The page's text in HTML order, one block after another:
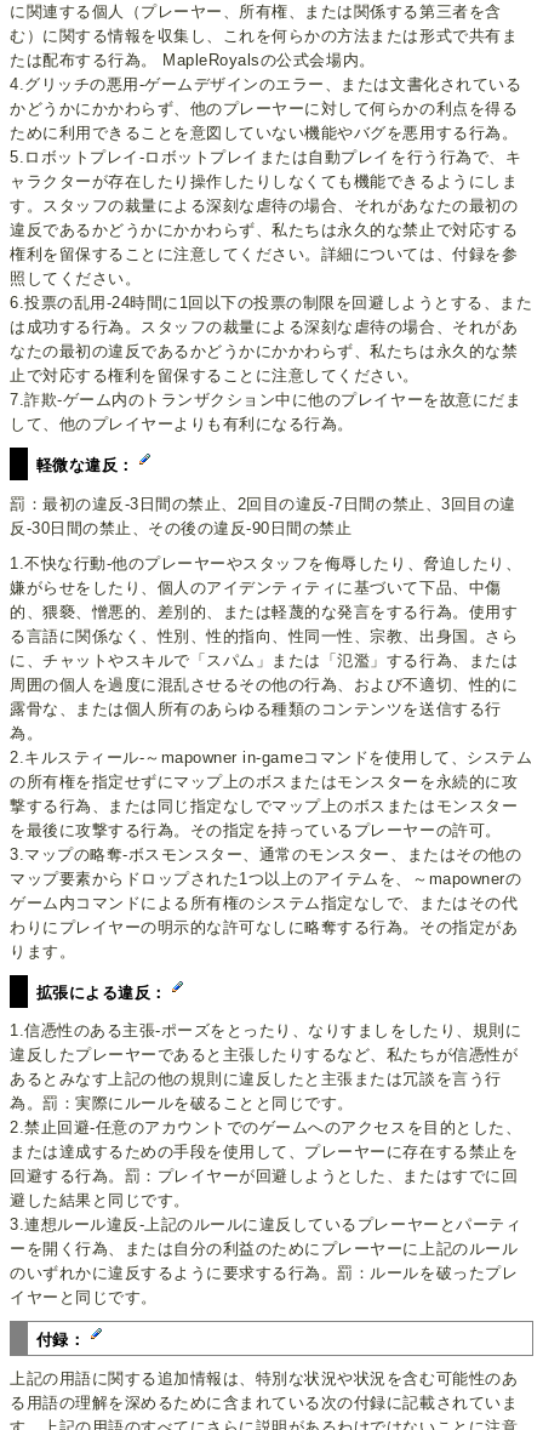
に関連する個人（プレーヤー、所有権、または関係する第三者を含
む）に関する情報を収集し、これを何らかの方法または形式で共有ま
たは配布する行為。 MapleRoyalsの公式会場内。
4.グリッチの悪用-ゲームデザインのエラー、または文書化されている
かどうかにかかわらず、他のプレーヤーに対して何らかの利点を得る
ために利用できることを意図していない機能やバグを悪用する行為。
5.ロボットプレイ-ロボットプレイまたは自動プレイを行う行為で、キ
ャラクターが存在したり操作したりしなくても機能できるようにしま
す。スタッフの裁量による深刻な虐待の場合、それがあなたの最初の
違反であるかどうかにかかわらず、私たちは永久的な禁止で対応する
権利を留保することに注意してください。詳細については、付録を参
照してください。
6.投票の乱用-24時間に1回以下の投票の制限を回避しようとする、また
は成功する行為。スタッフの裁量による深刻な虐待の場合、それがあ
なたの最初の違反であるかどうかにかかわらず、私たちは永久的な禁
止で対応する権利を留保することに注意してください。
7.詐欺-ゲーム内のトランザクション中に他のプレイヤーを故意にだま
して、他のプレイヤーよりも有利になる行為。
軽微な違反：
罰：最初の違反-3日間の禁止、2回目の違反-7日間の禁止、3回目の違
反-30日間の禁止、その後の違反-90日間の禁止
1.不快な行動-他のプレーヤーやスタッフを侮辱したり、脅迫したり、
嫌がらせをしたり、個人のアイデンティティに基づいて下品、中傷
的、猥褻、憎悪的、差別的、または軽蔑的な発言をする行為。使用す
る言語に関係なく、性別、性的指向、性同一性、宗教、出身国。さら
に、チャットやスキルで「スパム」または「氾濫」する行為、または
周囲の個人を過度に混乱させるその他の行為、および不適切、性的に
露骨な、または個人所有のあらゆる種類のコンテンツを送信する行
為。
2.キルスティール-～mapowner in-gameコマンドを使用して、システム
の所有権を指定せずにマップ上のボスまたはモンスターを永続的に攻
撃する行為、または同じ指定なしでマップ上のボスまたはモンスター
を最後に攻撃する行為。その指定を持っているプレーヤーの許可。
3.マップの略奪-ボスモンスター、通常のモンスター、またはその他の
マップ要素からドロップされた1つ以上のアイテムを、～mapownerの
ゲーム内コマンドによる所有権のシステム指定なしで、またはその代
わりにプレイヤーの明示的な許可なしに略奪する行為。その指定があ
ります。
拡張による違反：
1.信憑性のある主張-ポーズをとったり、なりすましをしたり、規則に
違反したプレーヤーであると主張したりするなど、私たちが信憑性が
あるとみなす上記の他の規則に違反したと主張または冗談を言う行
為。罰：実際にルールを破ることと同じです。
2.禁止回避-任意のアカウントでのゲームへのアクセスを目的とした、
または達成するための手段を使用して、プレーヤーに存在する禁止を
回避する行為。罰：プレイヤーが回避しようとした、またはすでに回
避した結果と同じです。
3.連想ルール違反-上記のルールに違反しているプレーヤーとパーティ
ーを開く行為、または自分の利益のためにプレーヤーに上記のルール
のいずれかに違反するように要求する行為。罰：ルールを破ったプレ
イヤーと同じです。
付録：
上記の用語に関する追加情報は、特別な状況や状況を含む可能性のあ
る用語の理解を深めるために含まれている次の付録に記載されていま